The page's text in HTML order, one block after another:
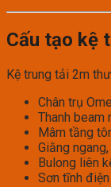
Cấu tạo kệ
Kệ trung tải 2m
Chân trụ
Thanh beam
Mâm tầng
Giằng
Bulong liên
Sơn tĩnh